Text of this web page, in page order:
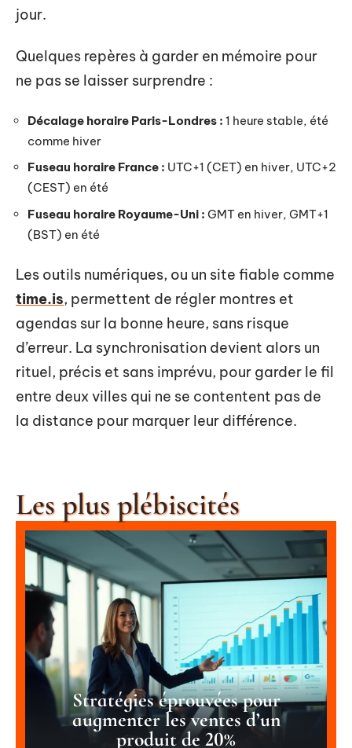
jour.
Quelques repères à garder en mémoire pour
ne pas se laisser surprendre :
Décalage horaire Paris-Londres : 1 heure stable, été
comme hiver
Fuseau horaire France : UTC+1 (CET) en hiver, UTC+2
(CEST) en été
Fuseau horaire Royaume-Uni : GMT en hiver, GMT+1
(BST) en été
Les outils numériques, ou un site fiable comme
time.is, permettent de régler montres et
agendas sur la bonne heure, sans risque
d’erreur. La synchronisation devient alors un
rituel, précis et sans imprévu, pour garder le fil
entre deux villes qui ne se contentent pas de
la distance pour marquer leur différence.
Les plus plébiscités
Stratégies éprouvées pour
augmenter les ventes d’un
produit de 20%